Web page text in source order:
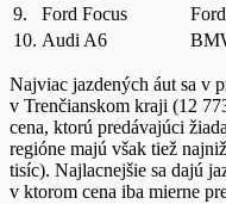
9.
Ford Focus
10. Audi A6
Najviac jazdených áut sa v
v Trenčianskom kraji (12
cena, ktorú predávajúci
regióne majú však tiež
tisíc). Najlacnejšie sa dajú
v ktorom cena iba mierne